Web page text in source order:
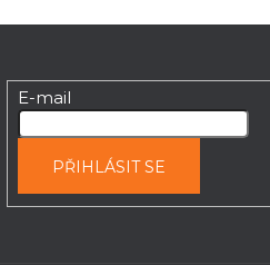
E-mail
PŘIHLÁSIT SE